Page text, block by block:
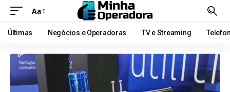
Aa
Últimas Negócios e Operadoras TV e Streaming